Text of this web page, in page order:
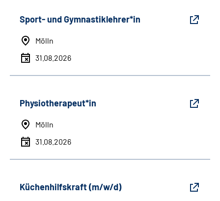
Sport- und Gymnastiklehrer*in
Mölln
31.08.2026
Physiotherapeut*in
Mölln
31.08.2026
Küchenhilfskraft (m/w/d)